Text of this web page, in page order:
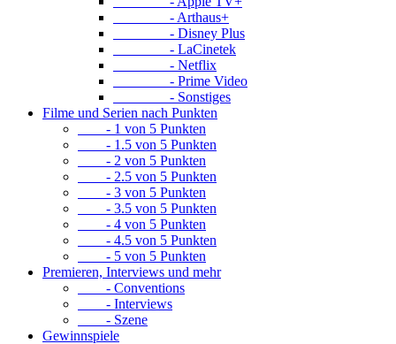
- Arthaus+
- Disney Plus
- LaCinetek
- Netflix
- Prime Video
- Sonstiges
Filme und Serien nach Punkten
- 1 von 5 Punkten
- 1.5 von 5 Punkten
- 2 von 5 Punkten
- 2.5 von 5 Punkten
- 3 von 5 Punkten
- 3.5 von 5 Punkten
- 4 von 5 Punkten
- 4.5 von 5 Punkten
- 5 von 5 Punkten
Premieren, Interviews und mehr
- Conventions
- Interviews
- Szene
Gewinnspiele